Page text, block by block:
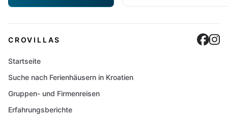
CROVILLAS
Startseite
Suche nach Ferienhäusern in Kroatien
Gruppen- und Firmenreisen
Erfahrungsberichte